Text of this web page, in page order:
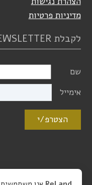
מדיניות פרטיות
לקבלת NEWSLETTER
שם
אימייל
הצטרפ/י